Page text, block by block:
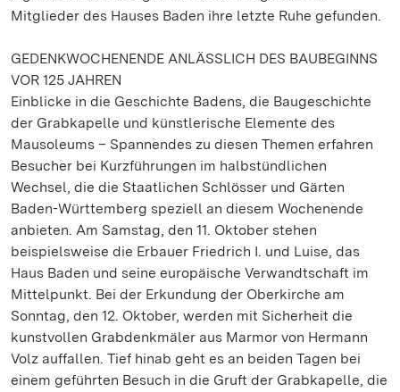
Mitglieder des Hauses Baden ihre letzte Ruhe gefunden.
GEDENKWOCHENENDE ANLÄSSLICH DES BAUBEGINNS
VOR 125 JAHREN
Einblicke in die Geschichte Badens, die Baugeschichte
der Grabkapelle und künstlerische Elemente des
Mausoleums – Spannendes zu diesen Themen erfahren
Besucher bei Kurzführungen im halbstündlichen
Wechsel, die die Staatlichen Schlösser und Gärten
Baden-Württemberg speziell an diesem Wochenende
anbieten. Am Samstag, den 11. Oktober stehen
beispielsweise die Erbauer Friedrich I. und Luise, das
Haus Baden und seine europäische Verwandtschaft im
Mittelpunkt. Bei der Erkundung der Oberkirche am
Sonntag, den 12. Oktober, werden mit Sicherheit die
kunstvollen Grabdenkmäler aus Marmor von Hermann
Volz auffallen. Tief hinab geht es an beiden Tagen bei
einem geführten Besuch in die Gruft der Grabkapelle, die